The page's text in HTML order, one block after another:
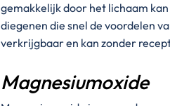
gemakkelijk door het lichaam
diegenen die snel de voordelen
verkrijgbaar en kan zonder
Magnesiumoxide